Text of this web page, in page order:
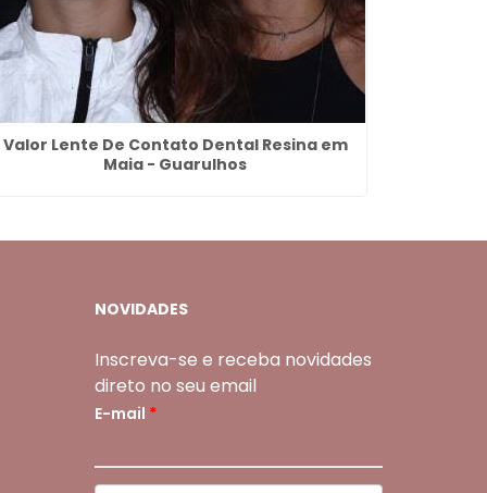
Valor Lente De Contato Dental Resina em
Maia - Guarulhos
NOVIDADES
Inscreva-se e receba novidades
direto no seu email
E-mail *